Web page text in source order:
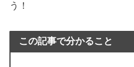
う！
この記事で分かること